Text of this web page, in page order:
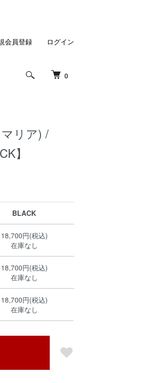
0
会員登録 ログイン
リア) /
】
BLACK
18,700円(税込)
在庫なし
18,700円(税込)
在庫なし
18,700円(税込)
在庫なし